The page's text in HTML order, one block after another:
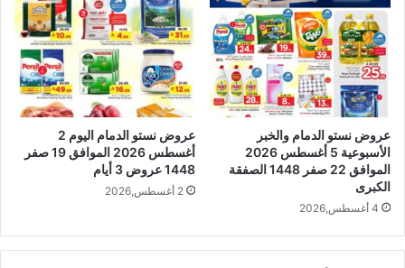
عروض نستو الدمام والخبر
الأسبوعية 5 أغسطس 2026
الموافق 22 صفر 1448 الصفقة
الكبرى
4 أغسطس,2026
عروض نستو الدمام اليوم 2
أغسطس 2026 الموافق 19 صفر
1448 عروض 3 أيام
2 أغسطس,2026